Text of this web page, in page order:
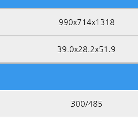
990x714x1318
39.0x28.2x51.9
300/485